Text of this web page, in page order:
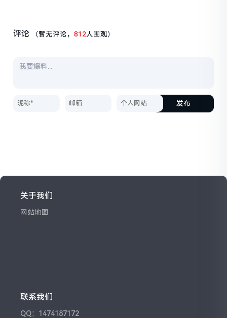
评论 （暂无评论，812人围观）
发布
关于我们
网站地图
联系我们
QQ：1474187172